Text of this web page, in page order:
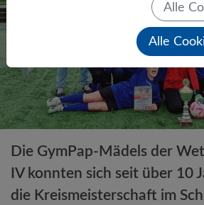
Die GymPap-Mädels der
IV konnten sich seit über 10
die Kreismeisterschaft im
Alle
Alle